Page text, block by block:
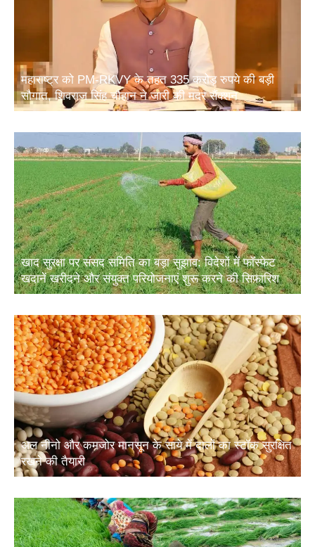
महाराष्ट्र को PM-RKVY के तहत 335 करोड़ रुपये की बड़ी
सौगात, शिवराज सिंह चौहान ने जारी की मदर सैंक्शन
खाद सुरक्षा पर संसद समिति का बड़ा सुझाव: विदेशों में फॉस्फेट
खदानें खरीदने और संयुक्त परियोजनाएं शुरू करने की सिफारिश
अल नीनो और कमजोर मानसून के साये में दालों का स्टॉक सुरक्षित
रखने की तैयारी